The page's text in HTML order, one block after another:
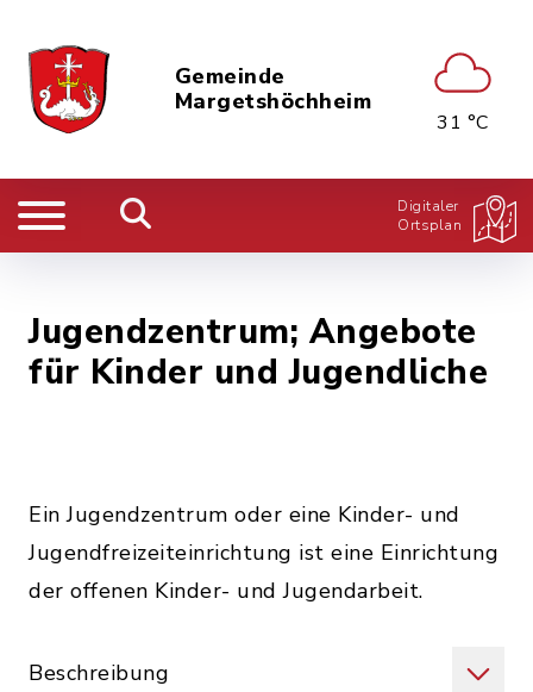
Gemeinde
Margetshöchheim
31 °C
Digitaler
Ortsplan
Jugendzentrum; Angebote
für Kinder und Jugendliche
Ein Jugendzentrum oder eine Kinder- und
Jugendfreizeiteinrichtung ist eine Einrichtung
der offenen Kinder- und Jugendarbeit.
Beschreibung